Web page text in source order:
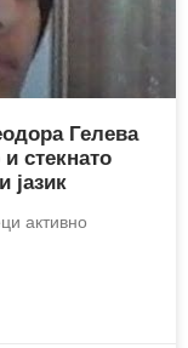
Гелева
стекнато
јазик
активно